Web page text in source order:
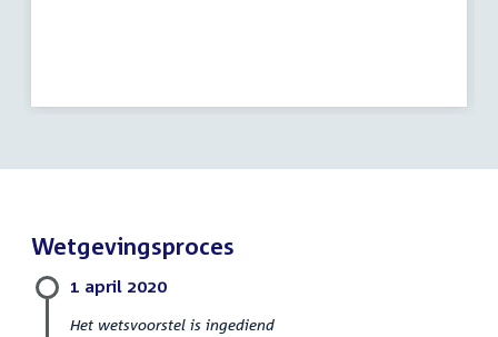
Wetgevingsproces
1 april 2020
Het wetsvoorstel is ingediend